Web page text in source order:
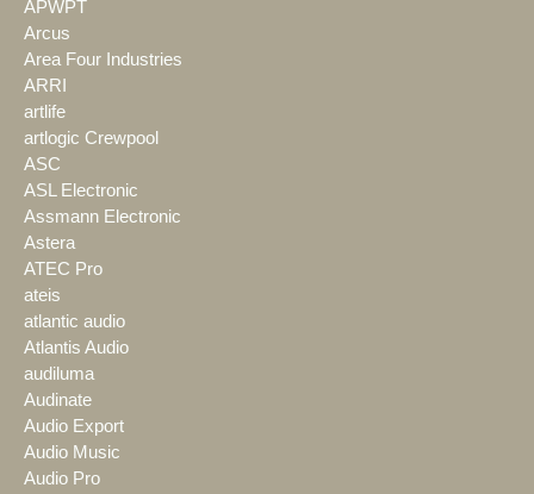
APWPT
Arcus
Area Four Industries
ARRI
artlife
artlogic Crewpool
ASC
ASL Electronic
Assmann Electronic
Astera
ATEC Pro
ateis
atlantic audio
Atlantis Audio
audiluma
Audinate
Audio Export
Audio Music
Audio Pro